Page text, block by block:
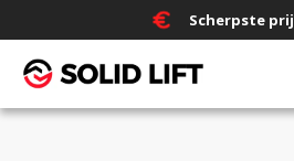
Scherpste